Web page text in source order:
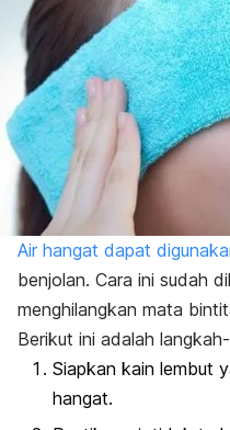
Air hangat dapat
benjolan. Cara ini sudah
menghilangkan mata
Berikut ini adalah
Siapkan kain lembut
hangat.